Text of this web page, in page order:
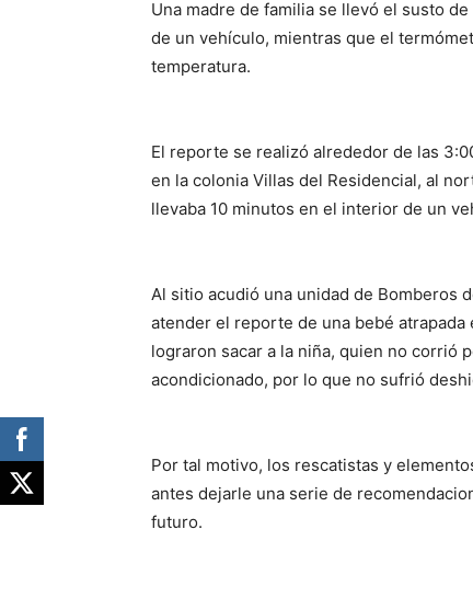
Una madre de familia se llevó el susto
de un vehículo, mientras que el
temperatura.
El reporte se realizó alrededor de las
en la colonia Villas del Residencial, al
llevaba 10 minutos en el interior de un
Al sitio acudió una unidad de Bomberos
atender el reporte de una bebé
lograron sacar a la niña, quien no corrió
acondicionado, por lo que no sufrió
Por tal motivo, los rescatistas y
antes dejarle una serie de
futuro.